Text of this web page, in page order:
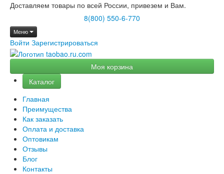
Доставляем товары по всей России, привезем и Вам.
8(800) 550-6-770
Меню
Войти Зарегистрироваться
Моя корзина
Каталог
Главная
Преимущества
Как заказать
Оплата и доставка
Оптовикам
Отзывы
Блог
Контакты